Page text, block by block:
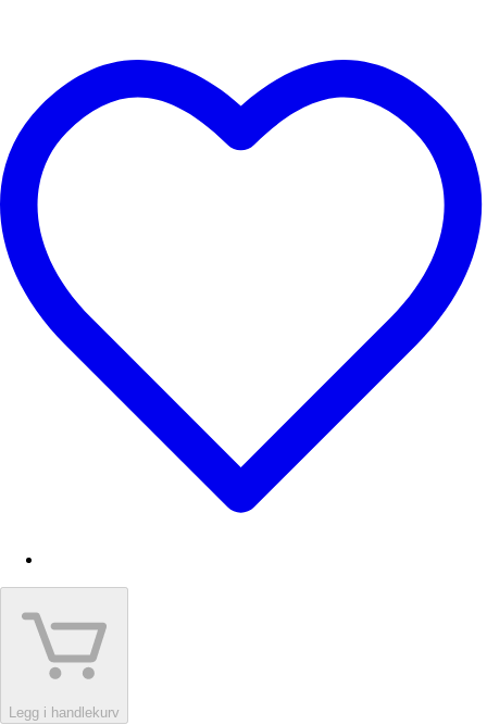
Legg i handlekurv